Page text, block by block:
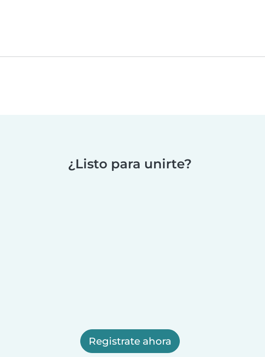
¿Listo para unirte?
Registrate ahora